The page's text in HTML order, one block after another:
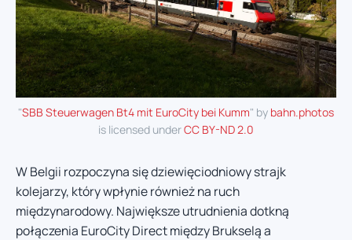
"SBB Steuerwagen Bt4 mit EuroCity bei Kumm" by bahn.photos
is licensed underCC BY-ND 2.0
W Belgii rozpoczyna się dziewięciodniowy strajk
kolejarzy, który wpłynie również na ruch
międzynarodowy. Największe utrudnienia dotkną
połączenia EuroCity Direct między Brukselą a